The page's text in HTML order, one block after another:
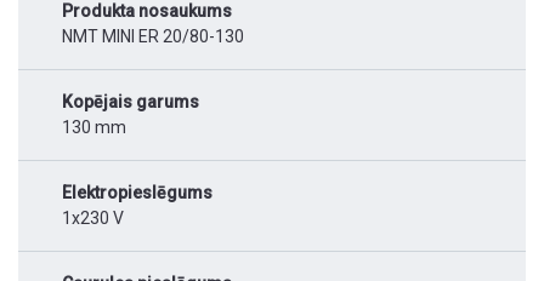
Produkta nosaukums
NMT MINI ER 20/80-130
Kopējais garums
130 mm
Elektropieslēgums
1x230 V